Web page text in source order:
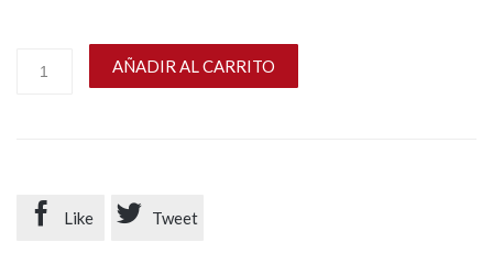
AÑADIR AL CARRITO
 Like  Tweet